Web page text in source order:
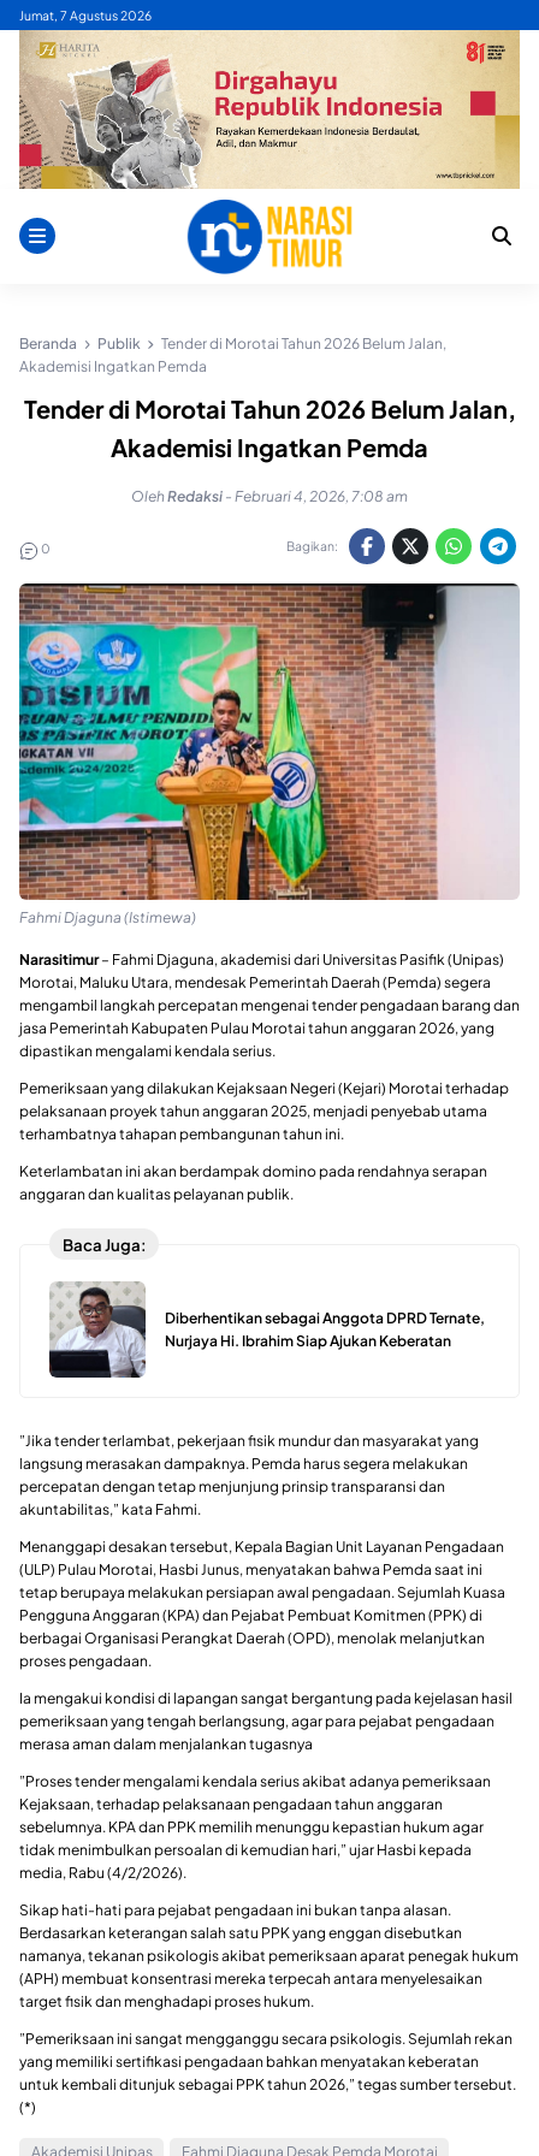
Skip
content
Jumat, 7 Agustus 2026
Beranda Publik
Tender di Morotai Tahun 2026 Belum Jalan,
Akademisi Ingatkan Pemda
Tender di Morotai Tahun 2026 Belum Jalan,
Akademisi Ingatkan Pemda
OlehRedaksi - Februari 4, 2026, 7:08 am
0 Bagikan:
Fahmi Djaguna (Istimewa)
Narasitimur– Fahmi Djaguna, akademisi dari Universitas Pasifik (Unipas)
Morotai, Maluku Utara, mendesak Pemerintah Daerah (Pemda) segera
mengambil langkah percepatan mengenai tender pengadaan barang dan
jasa Pemerintah Kabupaten Pulau Morotai tahun anggaran 2026, yang
dipastikan mengalami kendala serius.
Pemeriksaan yang dilakukan Kejaksaan Negeri (Kejari) Morotai terhadap
pelaksanaan proyek tahun anggaran 2025, menjadi penyebab utama
terhambatnya tahapan pembangunan tahun ini.
Keterlambatan ini akan berdampak domino pada rendahnya serapan
anggaran dan kualitas pelayanan publik.
Baca Juga:
Diberhentikan sebagai Anggota DPRD Ternate,
Nurjaya Hi. Ibrahim Siap Ajukan Keberatan
​”Jika tender terlambat, pekerjaan fisik mundur dan masyarakat yang
langsung merasakan dampaknya. Pemda harus segera melakukan
percepatan dengan tetap menjunjung prinsip transparansi dan
akuntabilitas,” kata Fahmi.
​Menanggapi desakan tersebut, Kepala Bagian Unit Layanan Pengadaan
(ULP) Pulau Morotai, Hasbi Junus, menyatakan bahwa Pemda saat ini
tetap berupaya melakukan persiapan awal pengadaan. Sejumlah Kuasa
Pengguna Anggaran (KPA) dan Pejabat Pembuat Komitmen (PPK) di
berbagai Organisasi Perangkat Daerah (OPD), menolak melanjutkan
proses pengadaan.
Ia mengakui kondisi di lapangan sangat bergantung pada kejelasan hasil
pemeriksaan yang tengah berlangsung, agar para pejabat pengadaan
merasa aman dalam menjalankan tugasnya
​”Proses tender mengalami kendala serius akibat adanya pemeriksaan
Kejaksaan, terhadap pelaksanaan pengadaan tahun anggaran
sebelumnya. KPA dan PPK memilih menunggu kepastian hukum agar
tidak menimbulkan persoalan di kemudian hari,” ujar Hasbi kepada
media, Rabu (4/2/2026).
​Sikap hati-hati para pejabat pengadaan ini bukan tanpa alasan.
Berdasarkan keterangan salah satu PPK yang enggan disebutkan
namanya, tekanan psikologis akibat pemeriksaan aparat penegak hukum
(APH) membuat konsentrasi mereka terpecah antara menyelesaikan
target fisik dan menghadapi proses hukum.
​”Pemeriksaan ini sangat mengganggu secara psikologis. Sejumlah rekan
yang memiliki sertifikasi pengadaan bahkan menyatakan keberatan
untuk kembali ditunjuk sebagai PPK tahun 2026,” tegas sumber tersebut.
(*)
Akademisi Unipas Fahmi Djaguna Desak Pemda Morotai